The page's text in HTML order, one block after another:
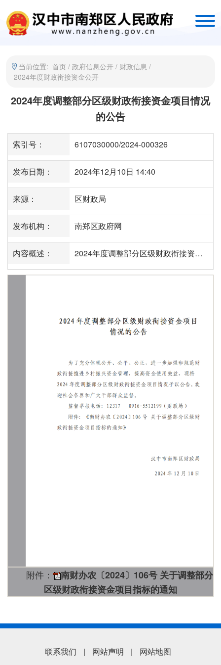
当前位置: 首页 / 政府信息公开 / 财政信息 /
2024年度财政衔接资金公开
2024年度调整部分区级财政衔接资金项目情况
的公告
索引号： 6107030000/2024-000326
发布日期： 2024年12月10日 14:40
来源： 区财政局
发布机构： 南郑区政府网
内容概述： 2024年度调整部分区级财政衔接资金项目情况的公告
附件：
南财办农〔2024〕106号 关于调整部分
区级财政衔接资金项目指标的通知
联系我们 | 网站声明 | 网站地图